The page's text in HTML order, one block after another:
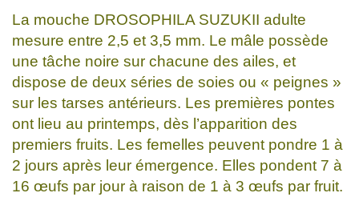
La mouche DROSOPHILA SUZUKII adulte
mesure entre 2,5 et 3,5 mm. Le mâle possède
une tâche noire sur chacune des ailes, et
dispose de deux séries de soies ou « peignes »
sur les tarses antérieurs. Les premières pontes
ont lieu au printemps, dès l’apparition des
premiers fruits. Les femelles peuvent pondre 1 à
2 jours après leur émergence. Elles pondent 7 à
16 œufs par jour à raison de 1 à 3 œufs par fruit.